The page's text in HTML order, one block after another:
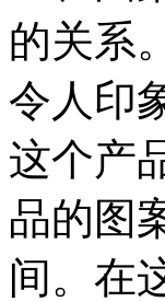
的关系
令人印
这个产
品的图
间。在